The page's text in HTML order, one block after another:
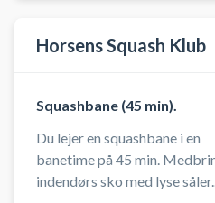
Horsens Squash Klub
Squashbane (45 min).
Du lejer en squashbane i en
banetime på 45 min. Medbring
indendørs sko med lyse såler.